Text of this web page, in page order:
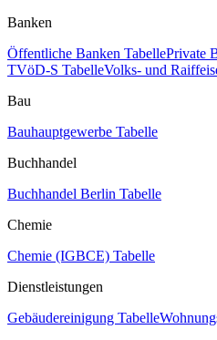
Banken
Öffentliche Banken TabellePrivate
TVöD-S TabelleVolks- und
Bau
Bauhauptgewerbe Tabelle
Buchhandel
Buchhandel Berlin Tabelle
Chemie
Chemie (IGBCE) Tabelle
Dienstleistungen
Gebäudereinigung Tabelle